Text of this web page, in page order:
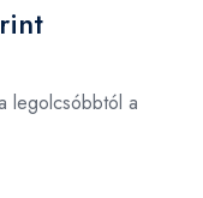
legolcsóbbtól a